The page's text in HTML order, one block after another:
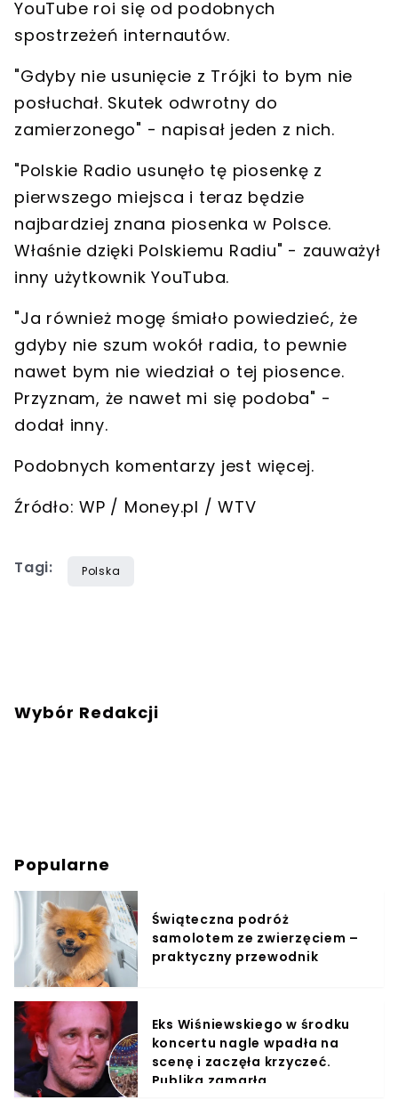
YouTube roi się od podobnych
spostrzeżeń internautów.
"Gdyby nie usunięcie z Trójki to bym nie
posłuchał. Skutek odwrotny do
zamierzonego" - napisał jeden z nich.
"Polskie Radio usunęło tę piosenkę z
pierwszego miejsca i teraz będzie
najbardziej znana piosenka w Polsce.
Właśnie dzięki Polskiemu Radiu" - zauważył
inny użytkownik YouTuba.
"Ja również mogę śmiało powiedzieć, że
gdyby nie szum wokół radia, to pewnie
nawet bym nie wiedział o tej piosence.
Przyznam, że nawet mi się podoba" -
dodał inny.
Podobnych komentarzy jest więcej.
Źródło: WP / Money.pl / WTV
Tagi: Polska
Wybór Redakcji
Popularne
Świąteczna podróż
samolotem ze zwierzęciem –
praktyczny przewodnik
Eks Wiśniewskiego w środku
koncertu nagle wpadła na
scenę i zaczęła krzyczeć.
Publika zamarła